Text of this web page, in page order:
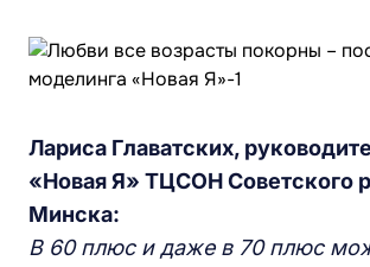
Лариса Главатских,
«Новая Я» ТЦСОН Советского
Минска:
В 60 плюс и даже в 70 плюс